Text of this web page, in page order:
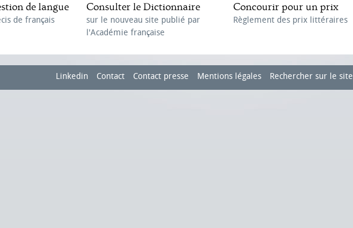
de langue
de français
Consulter le Dictionnaire
sur le nouveau site publié par
l'Académie française
Concourir pour un prix
Règlement des prix littéraires
Linkedin Contact Contact presse Mentions légales Rechercher sur le site